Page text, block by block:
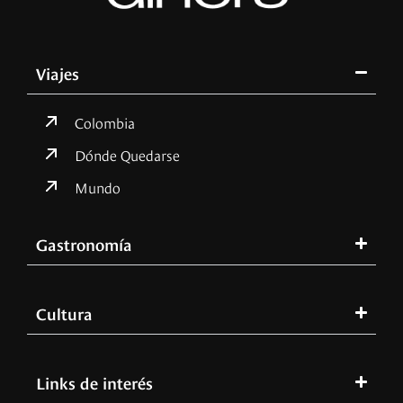
Viajes
Colombia
Dónde Quedarse
Mundo
Gastronomía
Cultura
Links de interés